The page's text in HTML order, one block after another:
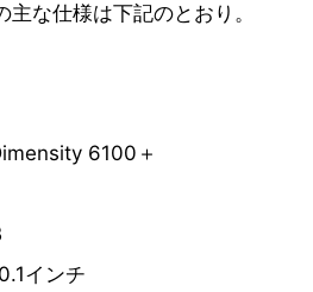
主な仕様は下記のとおり。
6100＋
インチ